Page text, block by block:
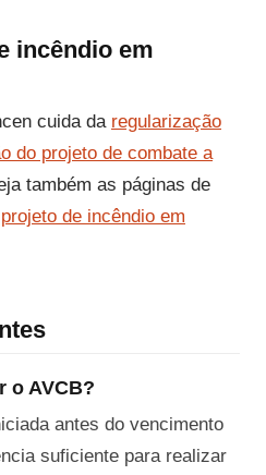
incêndio em
cuida da regularização
do projeto de combate a
também as páginas de
projeto de incêndio em
o AVCB?
antes do vencimento
suficiente para realizar